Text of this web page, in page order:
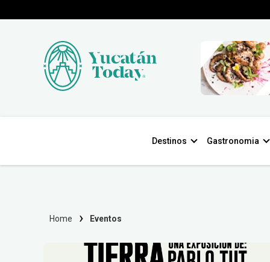
Destinos Gastronomia
Home Eventos